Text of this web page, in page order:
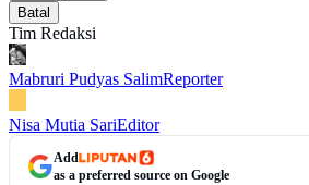
Batal
Tim Redaksi
Mabruri Pudyas SalimReporter
Nisa Mutia SariEditor
Add
as a preferred source on Google